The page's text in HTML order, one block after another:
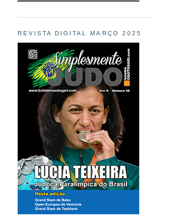
REVISTA DIGITAL MARÇO 2025